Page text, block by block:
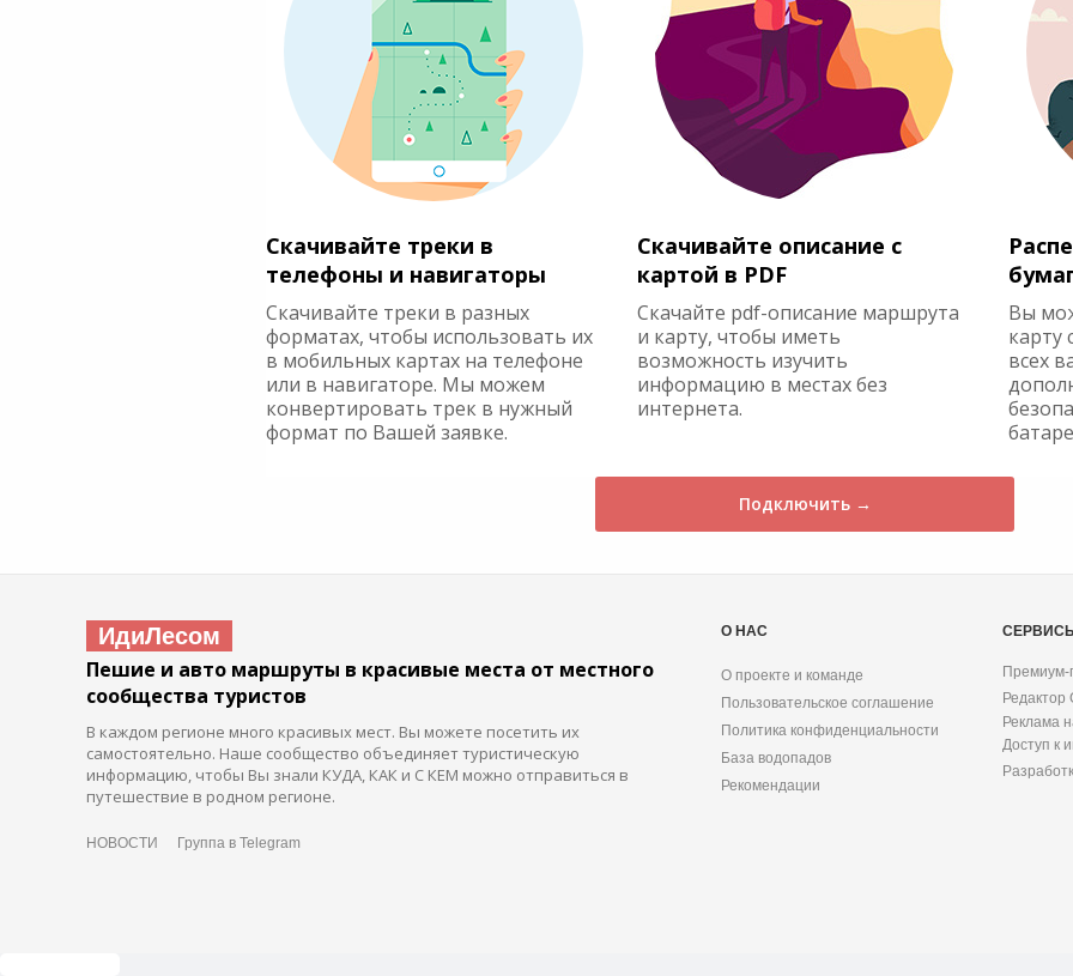
Скачивайте треки в
телефоны и навигаторы
Скачивайте треки в разных
форматах, чтобы использовать их
в мобильных картах на телефоне
или в навигаторе. Мы можем
конвертировать трек в нужный
формат по Вашей заявке.
Скачивайте описание с
картой в PDF
Скачайте pdf-описание маршрута
и карту, чтобы иметь
возможность изучить
информацию в местах без
интернета.
Вы
карту
всех
Подключить →
ИдиЛесом
Пешие и авто маршруты в красивые места от местного
сообщества туристов
В каждом регионе много красивых мест. Вы можете посетить их
самостоятельно. Наше сообщество объединяет туристическую
информацию, чтобы Вы знали КУДА, КАК и С КЕМ можно отправиться в
путешествие в родном регионе.
НОВОСТИ Группа в Telegram
О НАС
О проекте и команде
Пользовательское соглашение
Политика конфиденциальности
База водопадов
Рекомендации
Премиум-
Редактор
Реклама
Доступ к